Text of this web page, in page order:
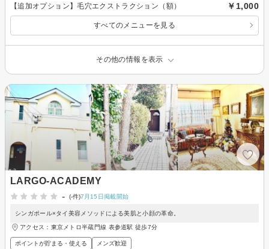
【追加オプション】毛穴エクストラクション（額） ￥1,000
すべてのメニューを見る
その他の情報を表示
LARGO-ACADEMY
-
(-件)7月15日掲載開始
シンガポール×タイ美容メソッドによる美肌と小顔の革命。
アクセス：東京メトロ半蔵門線 表参道駅 徒歩7分
ポイントが貯まる・使える メンズ歓迎